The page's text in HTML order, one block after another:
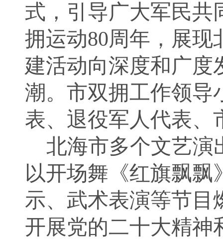
式，引导广大军民共
拥运动80周年，展
建活动向深度和广度
潮。市双拥工作领导
表、退役军人代表、
北海市多个文艺演
以开场舞《红旗飘
示、武术表演等节目
开展党的二十大精神